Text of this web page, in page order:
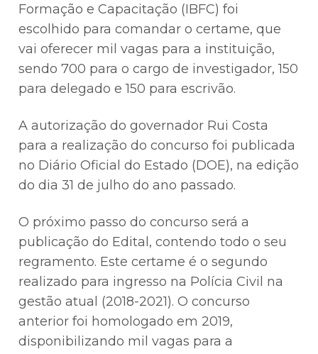
Formação e Capacitação (IBFC) foi
escolhido para comandar o certame, que
vai oferecer mil vagas para a instituição,
sendo 700 para o cargo de investigador, 150
para delegado e 150 para escrivão.
A autorização do governador Rui Costa
para a realização do concurso foi publicada
no Diário Oficial do Estado (DOE), na edição
do dia 31 de julho do ano passado.
O próximo passo do concurso será a
publicação do Edital, contendo todo o seu
regramento. Este certame é o segundo
realizado para ingresso na Polícia Civil na
gestão atual (2018-2021). O concurso
anterior foi homologado em 2019,
disponibilizando mil vagas para a